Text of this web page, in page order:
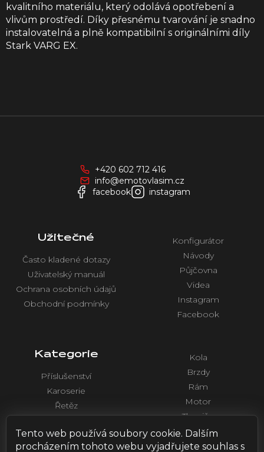
Tento web používá soubory cookie. Dalším
procházením tohoto webu vyjadřujete souhlas s
kvalitního materiálu, který odolává opotřebení a
vlivům prostředí. Díky přesnému tvarování je snadno
instalovatelná a plně kompatibilní s originálními díly
Stark VARG EX.
+420 602 712 416
info@emotovlasim.cz
facebook
instagram
Užitečné
Často kladené dotazy
Uživatelský manuál
Ochrana osobních údajů
Obchodní podmínky
Konfigurátor
Návody
Půjčovna
Videa
Instagram
Facebook
Kategorie
Příslušenství
Karoserie
Řetěz
Elektronika
Kola
Brzdy
Rám
Motor
Tlumiče
Řídítka a ovládaní